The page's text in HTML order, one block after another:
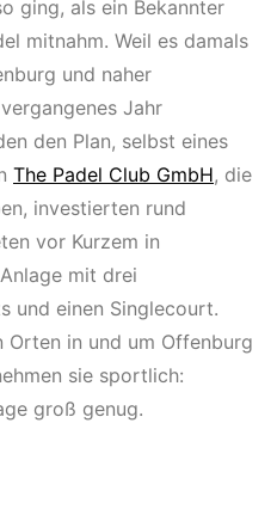
ging, als ein Bekannter
mitnahm. Weil es damals
und naher
Jahr
den Plan, selbst eines
The Padel Club GmbH, die
investierten rund
vor Kurzem in
mit drei
und einen Singlecourt.
Orten in und um Offenburg
sie sportlich:
groß genug.